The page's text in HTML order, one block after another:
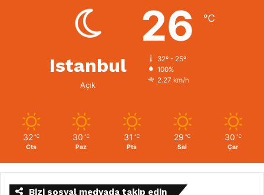
Istanbul
Açık
26 ℃
32º - 25º
100%
2.27 km/h
32 ℃
Cts
30 ℃
Paz
31 ℃
Pts
29 ℃
Sal
30 ℃
Çar
Bizi sosyal medyada takip edin